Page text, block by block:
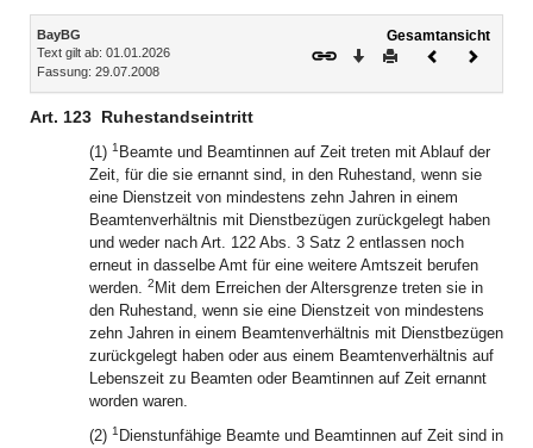
Inhalt
BayBG
Text gilt ab: 01.01.2026
Fassung: 29.07.2008
Gesamtansicht
Download
DruckenVorheriges
Art. 123 Ruhestandseintritt
(1) 1 Beamte und Beamtinnen auf Zeit treten mit Ablauf der
Zeit, für die sie ernannt sind, in den Ruhestand, wenn sie
eine Dienstzeit von mindestens zehn Jahren in einem
Beamtenverhältnis mit Dienstbezügen zurückgelegt haben
und weder nach Art. 122 Abs. 3 Satz 2 entlassen noch
erneut in dasselbe Amt für eine weitere Amtszeit berufen
werden. 2 Mit dem Erreichen der Altersgrenze treten sie in
den Ruhestand, wenn sie eine Dienstzeit von mindestens
zehn Jahren in einem Beamtenverhältnis mit Dienstbezügen
zurückgelegt haben oder aus einem Beamtenverhältnis auf
Lebenszeit zu Beamten oder Beamtinnen auf Zeit ernannt
worden waren.
(2) 1 Dienstunfähige Beamte und Beamtinnen auf Zeit sind in